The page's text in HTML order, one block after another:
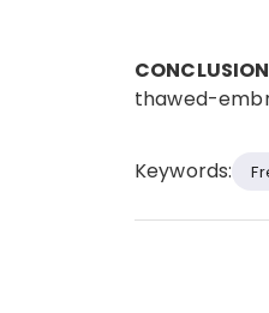
thawed-
Keywords: